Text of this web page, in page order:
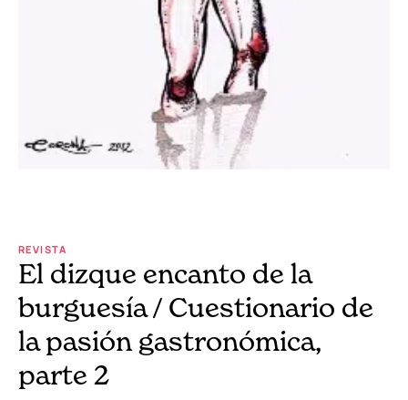
REVISTA
El dizque encanto de la
burguesía / Cuestionario de
la pasión gastronómica,
parte 2